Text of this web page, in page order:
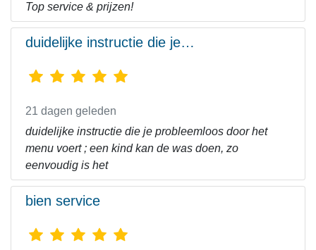
Top service & prijzen!
duidelijke instructie die je…
21 dagen geleden
duidelijke instructie die je probleemloos door het
menu voert ; een kind kan de was doen, zo
eenvoudig is het
bien service